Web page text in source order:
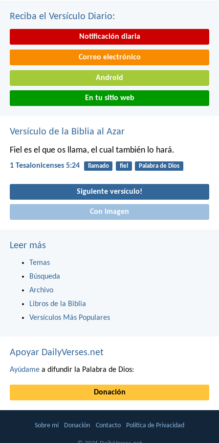
Reciba el Versículo Diario:
Notificación diaria
Correo electrónico
Android
En tu sitio web
Versículo de la Biblia al Azar
Fiel es el que os llama, el cual también lo hará.
1 Tesalonicenses 5:24 llamado fiel Palabra de Dios
Siguiente versículo!
Con imagen
Leer más
Temas
Búsqueda
Archivo
Libros de la Biblia
Versículos Más Populares
Apoyar DailyVerses.net
Ayúdame a difundir la Palabra de Dios:
Donación
Sobre mí Donación Contacto Política de Privacidad